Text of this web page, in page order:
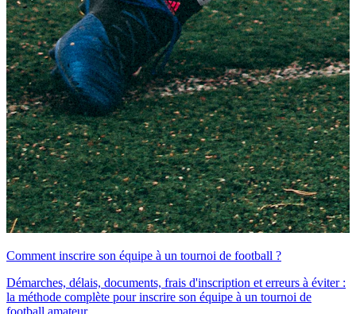
Comment inscrire son équipe à un tournoi de football ?
Démarches, délais, documents, frais d'inscription et erreurs à éviter :
la méthode complète pour inscrire son équipe à un tournoi de
football amateur.